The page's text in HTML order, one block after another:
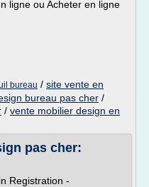
ligne ou Acheter en ligne
bureau / site vente en
bureau pas cher /
/ vente mobilier design en
pas cher:
Registration -